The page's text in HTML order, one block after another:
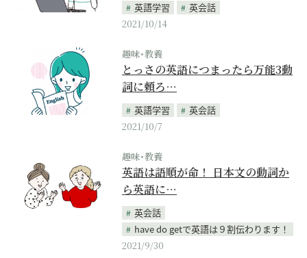
英語学習
英会話
2021/10/14
趣味･教養
とっさの英語につまったら万能3動
詞に頼ろ…
英語学習
英会話
2021/10/7
趣味･教養
英語は語順が命！ 日本文の動詞か
ら英語に…
英会話
have do getで英語は９割伝わります！
2021/9/30